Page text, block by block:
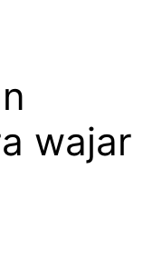
wajar